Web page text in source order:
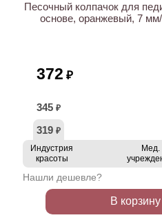
Песочный колпачок для
основе, оранжевый, 7 мм/
372 ₽
345 ₽
319 ₽
Индустрия
красоты
Мед.
Нашли дешевле?
В корзину